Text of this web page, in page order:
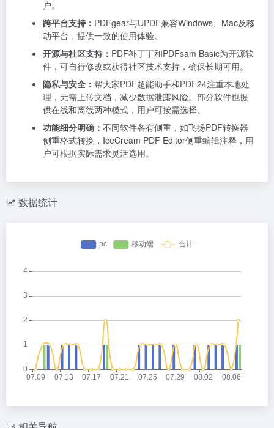
户。
跨平台支持： PDFgear与UPDF兼容Windows、Mac及移
动平台，提供一致的使用体验。
开源与社区支持： PDF补丁丁和PDFsam Basic为开源软
件，可自行修改或获得社区技术支持，确保长期可用。
隐私与安全： 帮大家PDF超能助手和PDF24注重本地处
理，无需上传文档，减少数据泄露风险。部分软件也提
供在线和离线两种模式，用户可按需选择。
功能细分明确： 不同软件各有侧重，如飞扬PDF转换器
侧重格式转换，IceCream PDF Editor侧重编辑注释，用
户可根据实际需求灵活选用。
数据统计